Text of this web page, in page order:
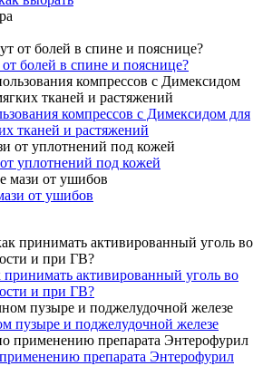
болей в спине и пояснице?
компрессов с Димексидом для
тканей и растяжений
уплотнений под кожей
от ушибов
активированный уголь во
и при ГВ?
пузыре и поджелудочной железе
препарата Энтерофурил